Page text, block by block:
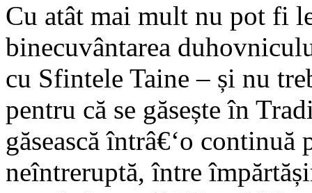
Cu atât mai mult nu pot fi
binecuvântarea
cu Sfintele Taine – și nu
pentru că se găsește în
găsească întrâ€‘o
neîntreruptă, între